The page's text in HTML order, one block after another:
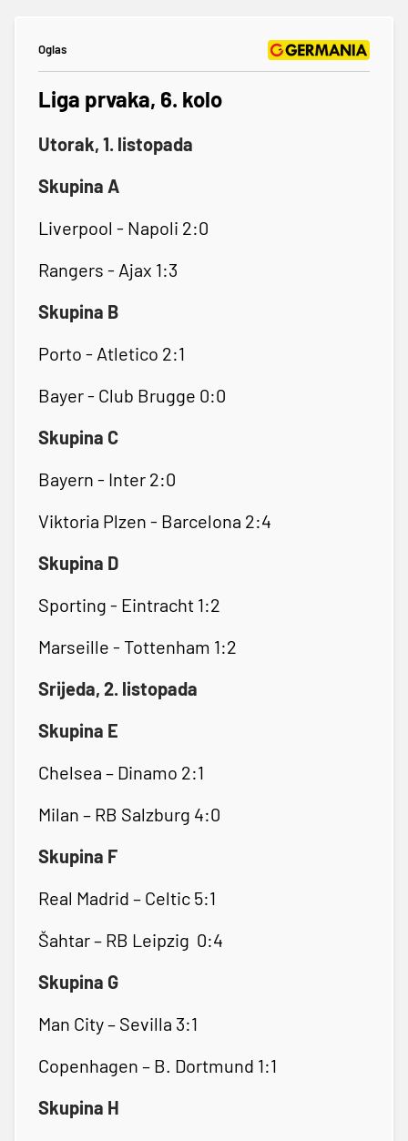
Oglas
Liga prvaka, 6. kolo
Utorak, 1. listopada
Skupina A
Liverpool - Napoli 2:0
Rangers - Ajax 1:3
Skupina B
Porto - Atletico 2:1
Bayer - Club Brugge 0:0
Skupina C
Bayern - Inter 2:0
Viktoria Plzen - Barcelona 2:4
Skupina D
Sporting - Eintracht 1:2
Marseille - Tottenham 1:2
Srijeda, 2. listopada
Skupina E
Chelsea – Dinamo 2:1
Milan – RB Salzburg 4:0
Skupina F
Real Madrid – Celtic 5:1
Šahtar – RB Leipzig 0:4
Skupina G
Man City – Sevilla 3:1
Copenhagen – B. Dortmund 1:1
Skupina H